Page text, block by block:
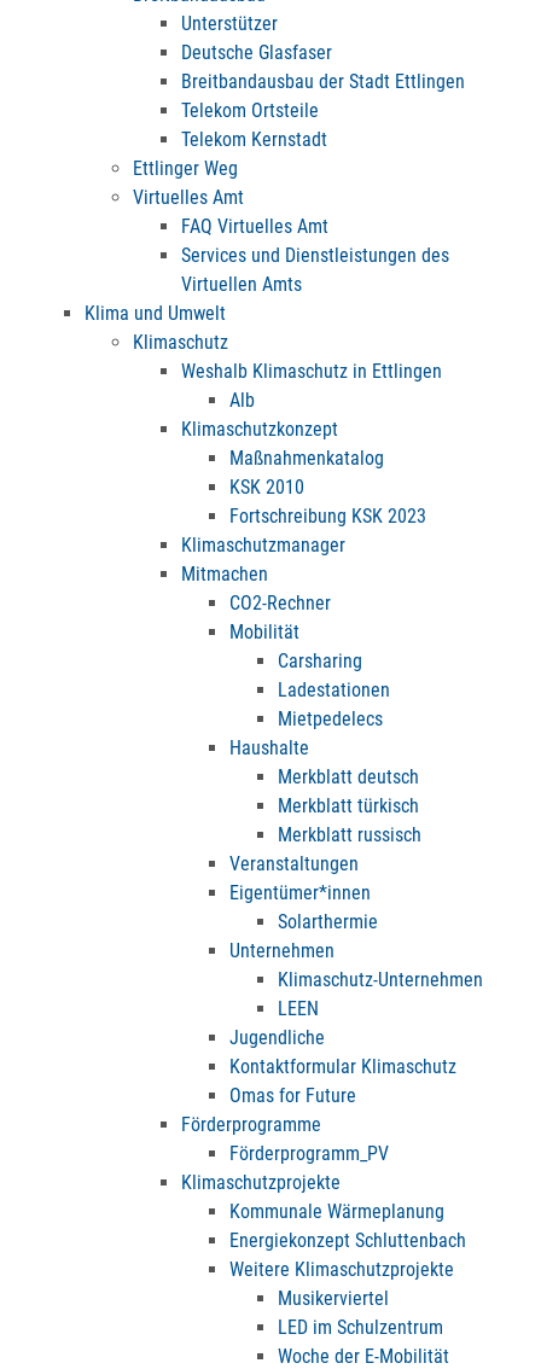
Unterstützer
Deutsche Glasfaser
Breitbandausbau der Stadt Ettlingen
Telekom Ortsteile
Telekom Kernstadt
Ettlinger Weg
Virtuelles Amt
FAQ Virtuelles Amt
Services und Dienstleistungen des
Virtuellen Amts
Klima und Umwelt
Klimaschutz
Weshalb Klimaschutz in Ettlingen
Alb
Klimaschutzkonzept
Maßnahmenkatalog
KSK 2010
Fortschreibung KSK 2023
Klimaschutzmanager
Mitmachen
CO2-Rechner
Mobilität
Carsharing
Ladestationen
Mietpedelecs
Haushalte
Merkblatt deutsch
Merkblatt türkisch
Merkblatt russisch
Veranstaltungen
Eigentümer*innen
Solarthermie
Unternehmen
Klimaschutz-Unternehmen
LEEN
Jugendliche
Kontaktformular Klimaschutz
Omas for Future
Förderprogramme
Förderprogramm_PV
Klimaschutzprojekte
Kommunale Wärmeplanung
Energiekonzept Schluttenbach
Weitere Klimaschutzprojekte
Musikerviertel
LED im Schulzentrum
Woche der E-Mobilität